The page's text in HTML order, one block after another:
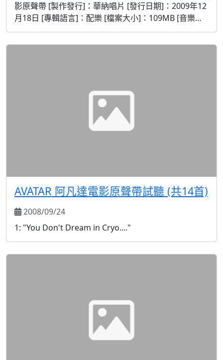
影原聲帶 [製作發行]：華納唱片 [發行日期]：2009年12
月18日 [專輯語言]：配樂 [檔案大小]：109MB [音樂格
式]：MP3 [音樂品質]：192kbps
AVATAR 阿凡達電影原聲帶試聽 (共14首)
2008/09/24
1: "You Don't Dream in Cryo...."